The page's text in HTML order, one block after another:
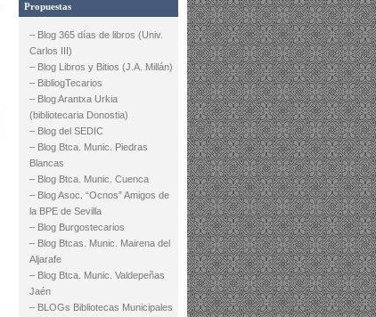
Propuestas
– Blog 365 días de libros (Univ.
Carlos III)
– Blog Libros y Bitios (J.A. Millán)
– BibliogTecarios
– Blog Arantxa Urkia
(bibliotecaria Donostia)
– Blog del SEDIC
– Blog Btca. Munic. Piedras
Blancas
– Blog Btca. Munic. Cuenca
– Blog Asoc. “Ocnos” Amigos de
la BPE de Sevilla
– Blog Burgostecarios
– Blog Btcas. Munic. Mairena del
Aljarafe
– Blog Btca. Munic. Valdepeñas
Jaén
– BLOGs Bibliotecas Municipales